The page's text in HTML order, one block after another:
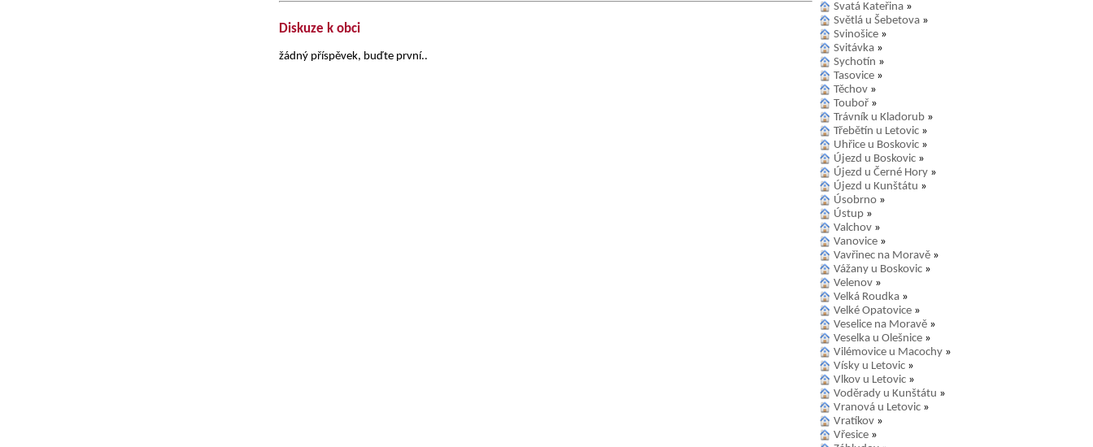
Diskuze k obci
žádný příspěvek, buďte první..
Svatá Kateřina »
Světlá u Šebetova »
Svinošice »
Svitávka »
Sychotín »
Tasovice »
Těchov »
Touboř »
Trávník u Kladorub »
Třebětín u Letovic »
Uhřice u Boskovic »
Újezd u Boskovic »
Újezd u Černé Hory »
Újezd u Kunštátu »
Úsobrno »
Ústup »
Valchov »
Vanovice »
Vavřinec na Moravě »
Vážany u Boskovic »
Velenov »
Velká Roudka »
Velké Opatovice »
Veselice na Moravě »
Veselka u Olešnice »
Vilémovice u Macochy »
Vísky u Letovic »
Vlkov u Letovic »
Voděrady u Kunštátu »
Vranová u Letovic »
Vratíkov »
Vřesice »